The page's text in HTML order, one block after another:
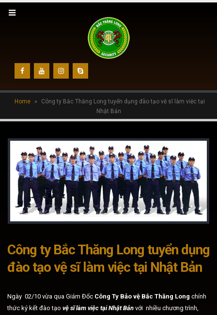
Home »
Công ty Bắc Thăng Long tuyển dụng đào tạo vệ sĩ làm việc tại
Nhật Bản
Công ty Bắc Thăng Long tuyển dụng
đào tạo vệ sĩ làm việc tại Nhật Bản
Ngày 02/10 vừa qua Giám Đốc Công Ty Bảo vệ Bắc Thăng Long chính
thức ký kết đào tạo vệ sĩ làm việc tại Nhật Bản với nhiều chương trình,